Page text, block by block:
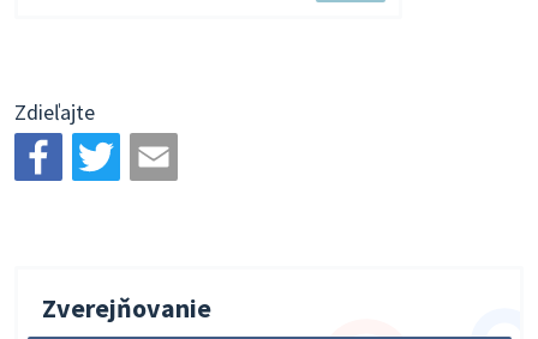
Zdieľajte
Zverejňovanie